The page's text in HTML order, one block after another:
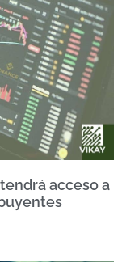
acceso a